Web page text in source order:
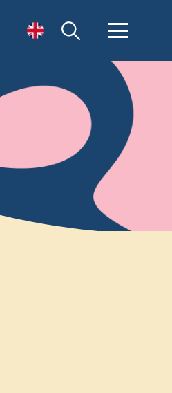
Öppna sök
-